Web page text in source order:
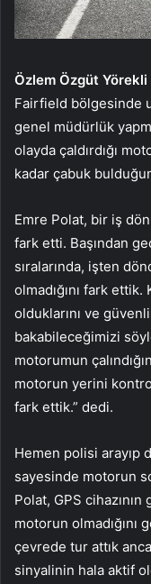
Özlem Özgüt
Fairfield bölgesinde
genel müdürlük
olayda çaldırdığı
kadar çabuk
Emre Polat, bir iş
fark etti. Başından
sıralarında, işten
olmadığını fark
olduklarını ve
bakabileceğimizi
motorumun
motorun yerini
fark ettik.” dedi.
Hemen polisi arayıp
sayesinde motorun
Polat, GPS
motorun
çevrede tur attık
sinyalinin hala aktif